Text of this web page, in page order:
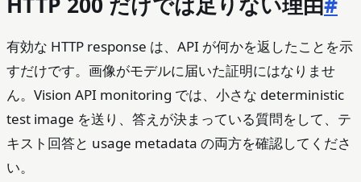
有効な HTTP response は、API が何かを返したことを示
すだけです。画像がモデルに届いた証明にはなりませ
ん。Vision API monitoring では、小さな deterministic
test image を送り、答えが決まっている質問をして、テ
キスト回答と usage metadata の両方を確認してくださ
い。